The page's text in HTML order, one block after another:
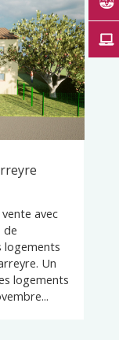
avec
de
logements
Un
logements